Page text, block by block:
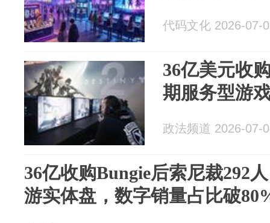
代码文化 2026-07-
36亿美元收
期服务型游
政法频道 2026-07-
36亿收购Bungie后索尼裁292
游实体盘，数字销量占比破